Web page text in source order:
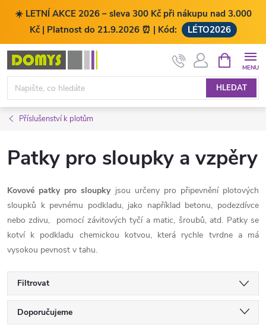
☀️ LETNÍ AKCE 2026 – sleva 300 Kč při nákupu nad 3.000
Kč | Platnost do 21.9.2026 ⏰ | Kód:
LÉTO2026
Přejít
obsah
HLEDAT
NÁKUPNÍ
KOŠÍK
Příslušenství k plotům
Patky pro sloupky a vzpěry
Kovové patky pro sloupky jsou určeny pro připevnění plotových
sloupků k pevnému podkladu, jako například betonu, podezdívce
nebo zdivu, pomocí závitových tyčí a matic, šroubů, atd. Patky se
kotví k podkladu chemickou kotvou, která rychle tvrdne a má
vysokou pevnost v tahu.
Filtrovat
Ř
Doporučujeme